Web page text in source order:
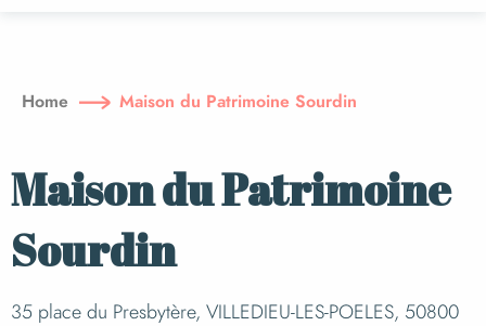
principal
Home Maison du Patrimoine Sourdin
Maison du Patrimoine
Sourdin
35 place du Presbytère, VILLEDIEU-LES-POELES, 50800